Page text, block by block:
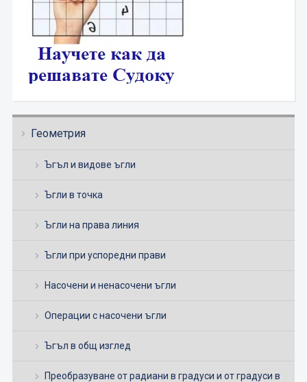
Геометрия
Ъгъл и видове ъгли
Ъгли в точка
Ъгли на права линия
Ъгли при успоредни прави
Насочени и ненасочени ъгли
Операции с насочени ъгли
Ъгъл в общ изглед
Преобразуване от радиани в градуси и от градуси в